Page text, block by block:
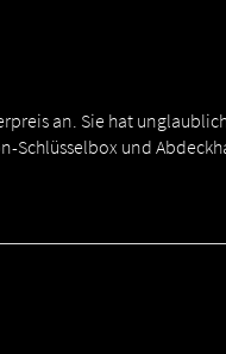
an. Sie hat
und